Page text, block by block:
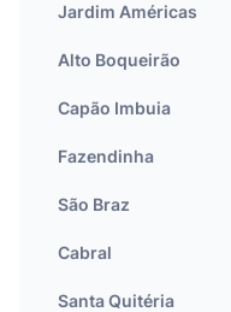
Jardim Américas
Alto Boqueirão
Capão Imbuia
Fazendinha
São Braz
Cabral
Santa Quitéria